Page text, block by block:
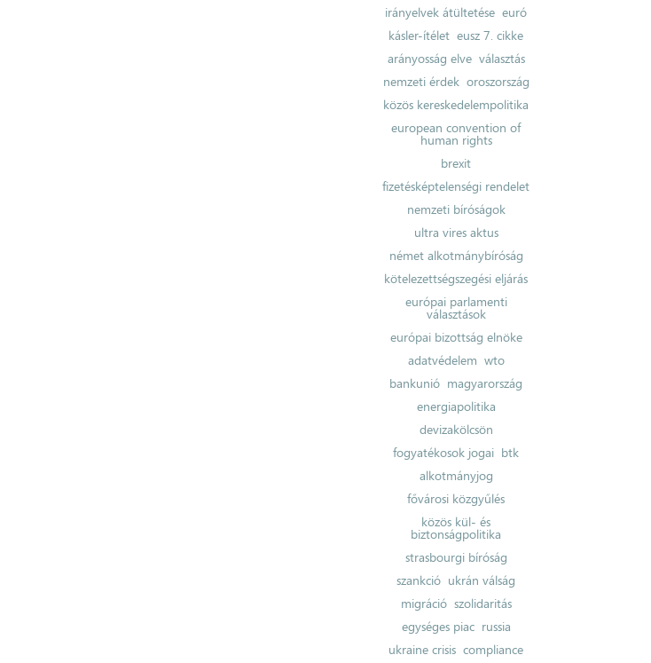
irányelvek átültetése euró
kásler-ítélet eusz 7. cikke
arányosság elve választás
nemzeti érdek oroszország
közös kereskedelempolitika
european convention of
human rights
brexit
fizetésképtelenségi rendelet
nemzeti bíróságok
ultra vires aktus
német alkotmánybíróság
kötelezettségszegési eljárás
európai parlamenti
választások
európai bizottság elnöke
adatvédelem wto
bankunió magyarország
energiapolitika
devizakölcsön
fogyatékosok jogai btk
alkotmányjog
fővárosi közgyűlés
közös kül- és
biztonságpolitika
strasbourgi bíróság
szankció ukrán válság
migráció szolidaritás
egységes piac russia
ukraine crisis compliance